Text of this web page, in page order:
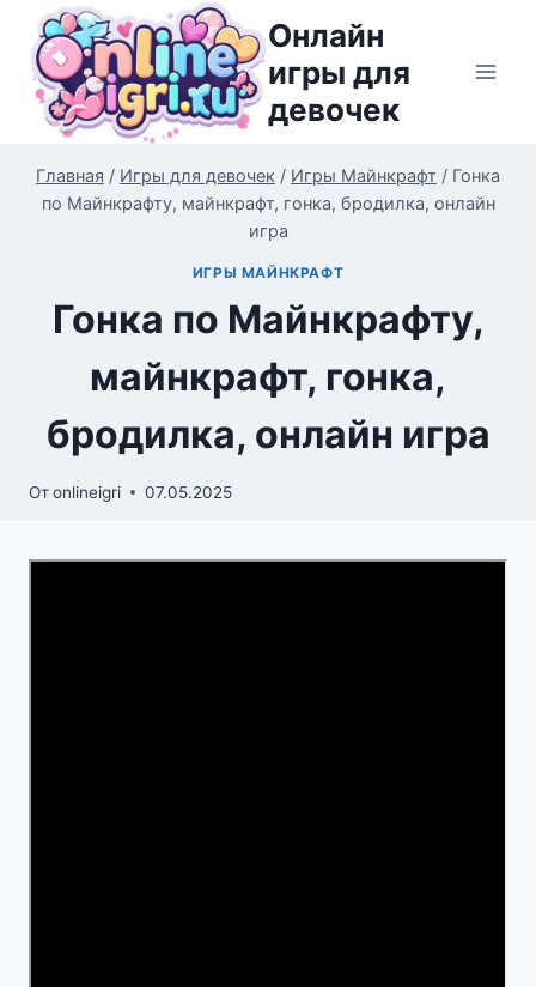
Перейти
содержимому
Онлайн
игры для
девочек
Главная / Игры для девочек / Игры Майнкрафт / Гонка
по Майнкрафту, майнкрафт, гонка, бродилка, онлайн
игра
ИГРЫ МАЙНКРАФТ
Гонка по Майнкрафту,
майнкрафт, гонка,
бродилка, онлайн игра
Отonlineigri 07.05.2025